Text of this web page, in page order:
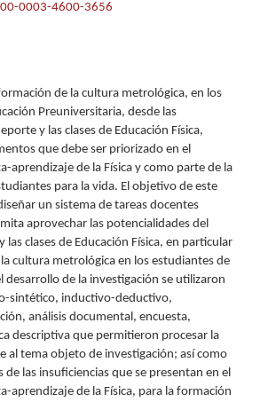
0003-4600-3656
de la cultura metrológica, en los
Preuniversitaria, desde las
y las clases de Educación Física,
que debe ser priorizado en el
aprendizaje de la Física y como parte de la
para la vida. El objetivo de este
un sistema de tareas docentes
aprovechar las potencialidades del
las clases de Educación Física, en particular
cultura metrológica en los estudiantes de
desarrollo de la investigación se utilizaron
sintético, inductivo-deductivo,
análisis documental, encuesta,
descriptiva que permitieron procesar la
al tema objeto de investigación; así como
de las insuficiencias que se presentan en el
aprendizaje de la Física, para la formación